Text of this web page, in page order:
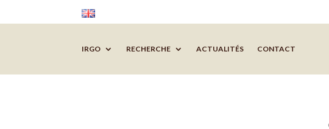
IRGO RECHERCHE ACTUALITÉS CONTACT